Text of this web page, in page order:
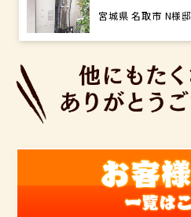
宮城県 名取市 N様邸